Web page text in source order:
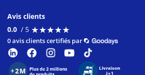
Avis clients
0.0 / 5 ★★★★★
★★★★★
0 avis clients certifiés par